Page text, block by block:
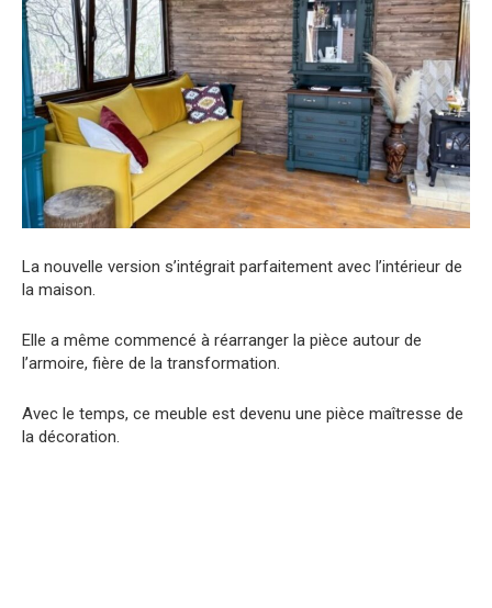
La nouvelle version s’intégrait parfaitement avec l’intérieur de
la maison.
Elle a même commencé à réarranger la pièce autour de
l’armoire, fière de la transformation.
Avec le temps, ce meuble est devenu une pièce maîtresse de
la décoration.